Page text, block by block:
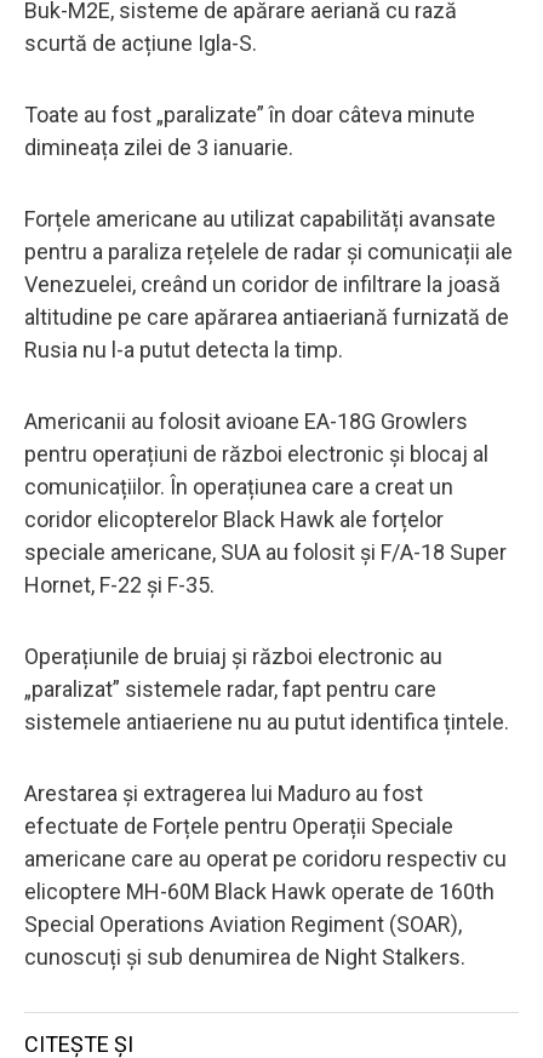
Buk-M2E, sisteme de apărare aeriană cu rază
scurtă de acțiune Igla-S.
Toate au fost „paralizate” în doar câteva minute
dimineața zilei de 3 ianuarie.
Forțele americane au utilizat capabilități avansate
pentru a paraliza rețelele de radar și comunicații ale
Venezuelei, creând un coridor de infiltrare la joasă
altitudine pe care apărarea antiaeriană furnizată de
Rusia nu l-a putut detecta la timp.
Americanii au folosit avioane EA-18G Growlers
pentru operațiuni de război electronic și blocaj al
comunicațiilor. În operațiunea care a creat un
coridor elicopterelor Black Hawk ale forțelor
speciale americane, SUA au folosit și F/A-18 Super
Hornet, F-22 și F-35.
Operațiunile de bruiaj și război electronic au
„paralizat” sistemele radar, fapt pentru care
sistemele antiaeriene nu au putut identifica țintele.
Arestarea și extragerea lui Maduro au fost
efectuate de Forțele pentru Operații Speciale
americane care au operat pe coridoru respectiv cu
elicoptere MH-60M Black Hawk operate de 160th
Special Operations Aviation Regiment (SOAR),
cunoscuți și sub denumirea de Night Stalkers.
CITEȘTE ȘI